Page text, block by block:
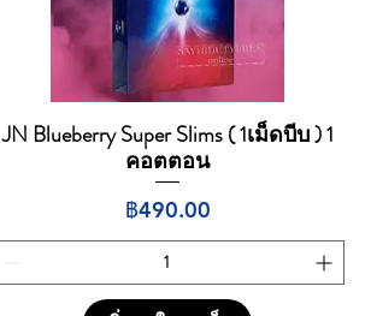
ดูข้อมูลด่วน
JN Blueberry Super Slims ( 1เม็ดบีบ ) 1
คอตตอน
ราคา
฿490.00